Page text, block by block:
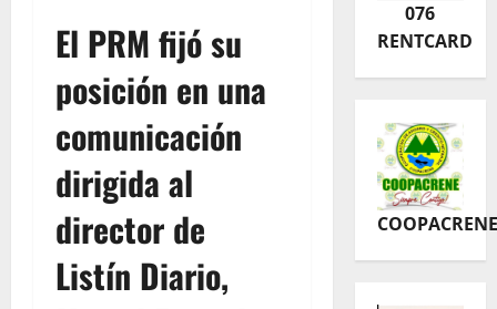
El PRM fijó su
posición en una
comunicación
dirigida al
director de
Listín Diario,
076
RENTCARD
COOPACRENE